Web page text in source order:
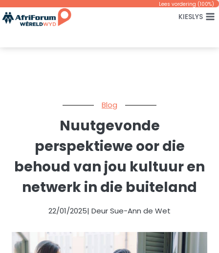
Skip
to
Lees vordering (100%)
KIESLYS
Blog
Nuutgevonde
perspektiewe oor die
behoud van jou kultuur en
netwerk in die buiteland
22/01/2025| Deur Sue-Ann de Wet